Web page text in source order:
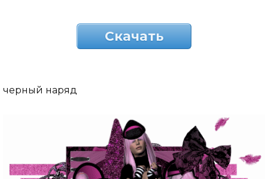
Скачать
черный наряд